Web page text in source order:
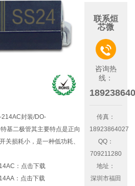
封装/DO-
基二极管其主要特点是正向
关损耗小，是一种低功耗、
： 点击下载
： 点击下载
联系烜
芯微

咨询热
线：
传真：
18923864027
QQ：
709211280
地址：
深圳市福田